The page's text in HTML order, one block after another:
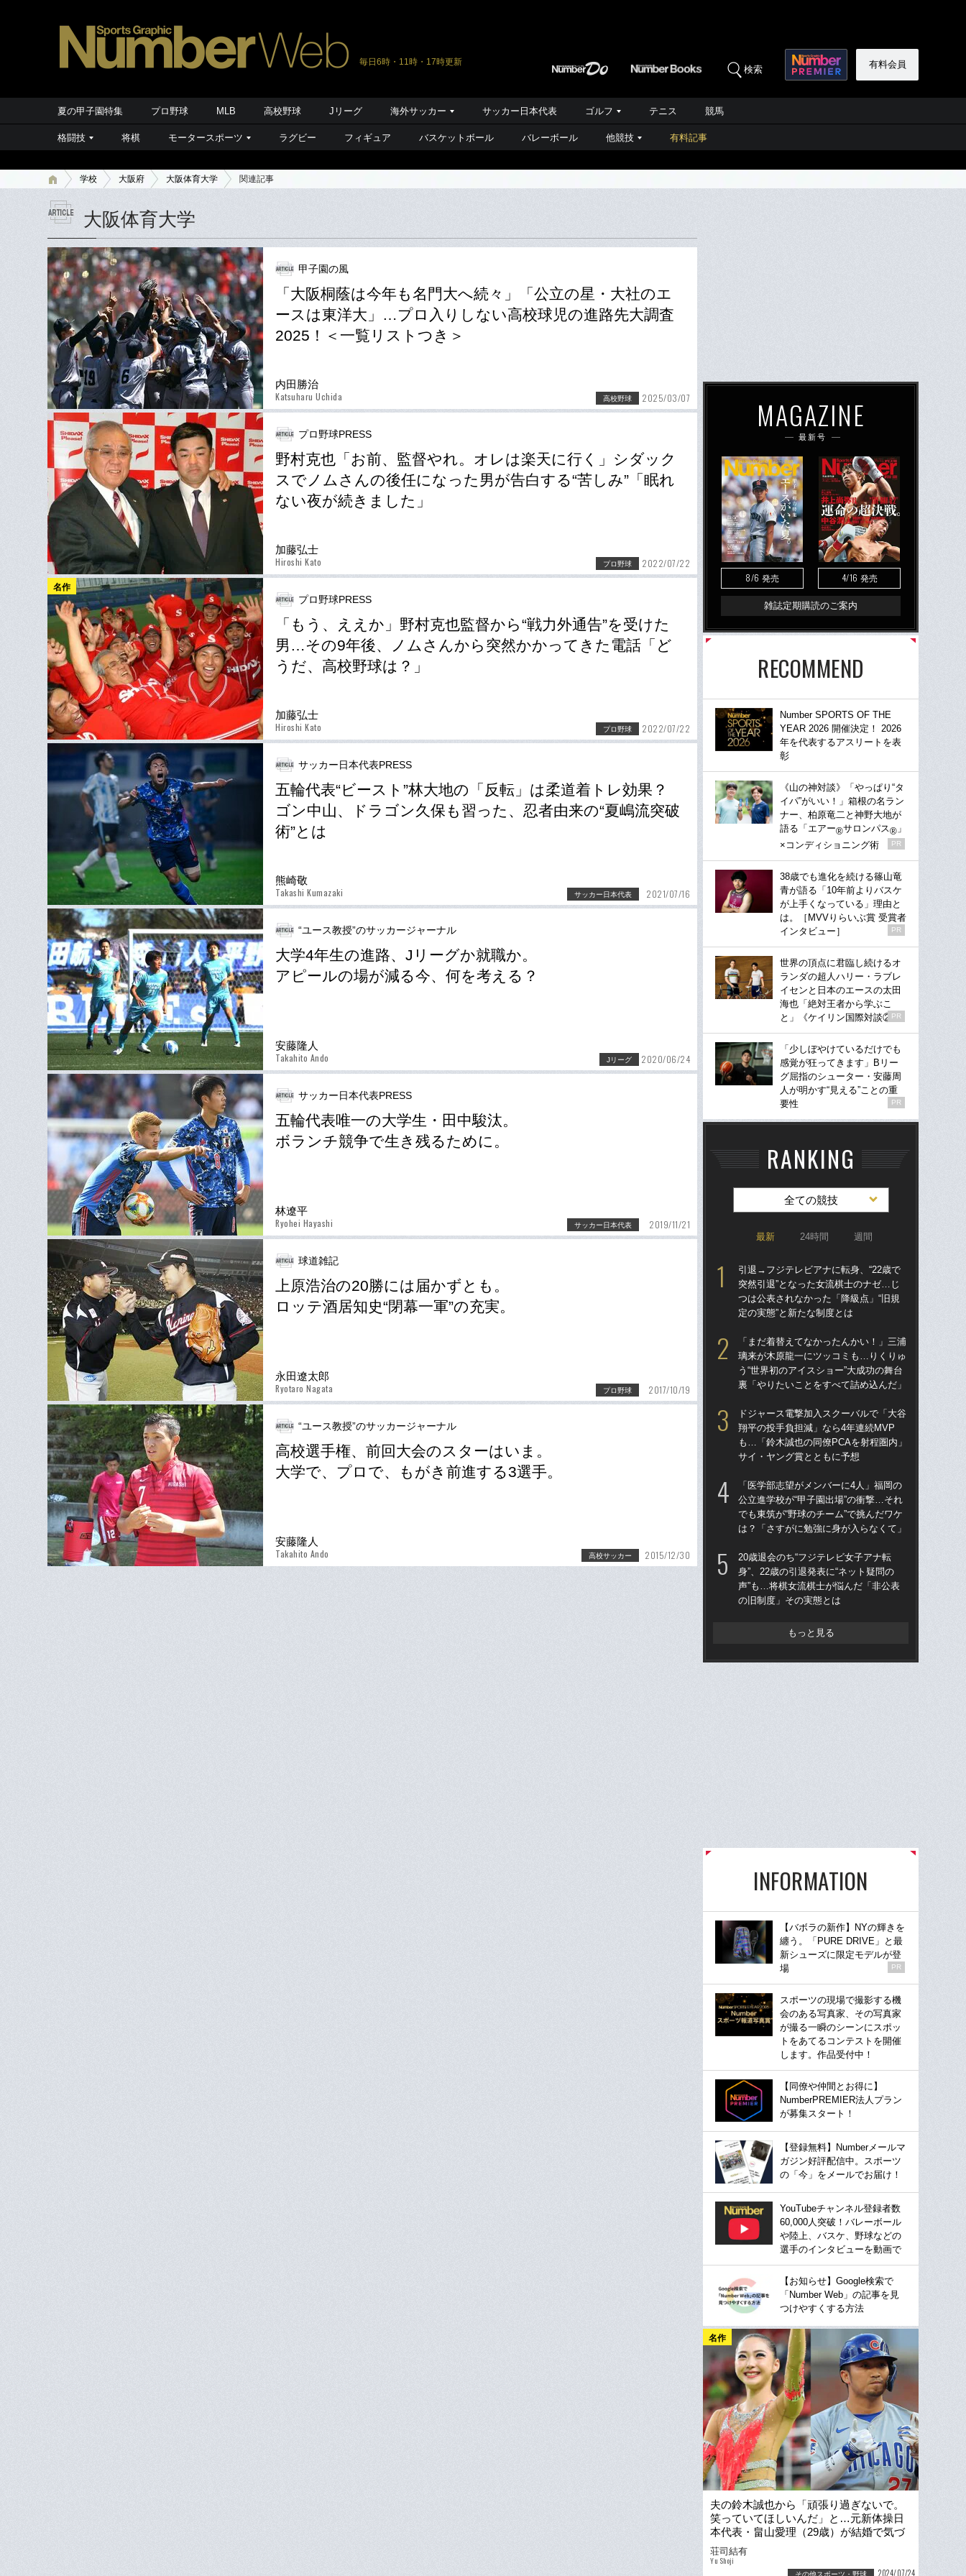
毎日6時・11時・17時更新
検索 有料会員
夏の甲子園特集 プロ野球 MLB 高校野球 Jリーグ 海外サッカー サッカー日本代表 ゴルフ テニス 競馬
格闘技 将棋 モータースポーツ ラグビー フィギュア バスケットボール バレーボール 他競技 有料記事
学校 大阪府 大阪体育大学 関連記事
大阪体育大学
甲子園の風
「大阪桐蔭は今年も名門大へ続々」「公立の星・大社のエ
ースは東洋大」…プロ入りしない高校球児の進路先大調査
2025！＜一覧リストつき＞
内田勝治
Katsuharu Uchida 高校野球 2025/03/07
プロ野球PRESS
野村克也「お前、監督やれ。オレは楽天に行く」シダック
スでノムさんの後任になった男が告白する“苦しみ”「眠れ
ない夜が続きました」
加藤弘士
Hiroshi Kato プロ野球
2022/07/22
名作
プロ野球PRESS
「もう、ええか」野村克也監督から“戦力外通告”を受けた
男…その9年後、ノムさんから突然かかってきた電話「ど
うだ、高校野球は？」
加藤弘士
Hiroshi Kato プロ野球 2022/07/22
サッカー日本代表PRESS
五輪代表“ビースト”林大地の「反転」は柔道着トレ効果？
ゴン中山、ドラゴン久保も習った、忍者由来の“夏嶋流突破
術”とは
熊崎敬
Takashi Kumazaki サッカー日本代表 2021/07/16
“ユース教授”のサッカージャーナル
大学4年生の進路、Jリーグか就職か。
アピールの場が減る今、何を考える？
安藤隆人
Takahito Ando Jリーグ 2020/06/24
サッカー日本代表PRESS
五輪代表唯一の大学生・田中駿汰。
ボランチ競争で生き残るために。
林遼平
Ryohei Hayashi サッカー日本代表 2019/11/21
球道雑記
上原浩治の20勝には届かずとも。
ロッテ酒居知史“閉幕一軍”の充実。
永田遼太郎
Ryotaro Nagata プロ野球 2017/10/19
“ユース教授”のサッカージャーナル
高校選手権、前回大会のスターはいま。
大学で、プロで、もがき前進する3選手。
安藤隆人
Takahito Ando 高校サッカー 2015/12/30
MAGAZINE
最新号
8/6 発売 4/16 発売
雑誌定期購読のご案内
RECOMMEND
Number SPORTS OF THE
YEAR 2026 開催決定！ 2026
年を代表するアスリートを表
彰
《山の神対談》「やっぱり“タ
イパ”がいい！」箱根の名ラン
ナー、柏原竜二と神野大地が
語る「エアー®サロンパス® 」
×コンディショニング術
PR
38歳でも進化を続ける篠山竜
青が語る「10年前よりバスケ
が上手くなっている」理由と
は。［MVVりらいぶ賞 受賞者
インタビュー］
PR
世界の頂点に君臨し続けるオ
ランダの超人ハリー・ラブレ
イセンと日本のエースの太田
海也「絶対王者から学ぶこ
と」《ケイリン国際対談②》
PR
「少しぼやけているだけでも
感覚が狂ってきます」Bリー
グ屈指のシューター・安藤周
人が明かす“見える”ことの重
要性
PR
RANKING
全ての競技
最新 24時間 週間
引退→フジテレビアナに転身、“22歳で
突然引退”となった女流棋士のナゼ…じ
つは公表されなかった「降級点」“旧規
定の実態”と新たな制度とは
「まだ着替えてなかったんかい！」三浦
璃来が木原龍一にツッコミも…りくりゅ
う“世界初のアイスショー”大成功の舞台
裏「やりたいことをすべて詰め込んだ」
ドジャース電撃加入スクーバルで「大谷
翔平の投手負担減」なら4年連続MVP
も…「鈴木誠也の同僚PCAを射程圏内」
サイ・ヤング賞とともに予想
「医学部志望がメンバーに4人」福岡の
公立進学校が“甲子園出場”の衝撃…それ
でも東筑が“野球のチーム”で挑んだワケ
は？「さすがに勉強に身が入らなくて」
20歳退会のち“フジテレビ女子アナ転
身”、22歳の引退発表に“ネット疑問の
声”も…将棋女流棋士が悩んだ「非公表
の旧制度」その実態とは
もっと見る
INFORMATION
【バボラの新作】NYの輝きを
纏う。「PURE DRIVE」と最
新シューズに限定モデルが登
場
PR
スポーツの現場で撮影する機
会のある写真家、その写真家
が撮る一瞬のシーンにスポッ
トをあてるコンテストを開催
します。作品受付中！
【同僚や仲間とお得に】
NumberPREMIER法人プラン
が募集スタート！
【登録無料】Numberメールマ
ガジン好評配信中。スポーツ
の「今」をメールでお届け！
YouTubeチャンネル登録者数
60,000人突破！バレーボール
や陸上、バスケ、野球などの
選手のインタビューを動画で
【お知らせ】Google検索で
「Number Web」の記事を見
つけやすくする方法
名作
夫の鈴木誠也から「頑張り過ぎないで。
笑っていてほしいんだ」と…元新体操日
本代表・畠山愛理（29歳）が結婚で気づ
いた“理想の妻”幻想
荘司結有
Yu Shoji
その他スポーツ・野球 2024/07/24